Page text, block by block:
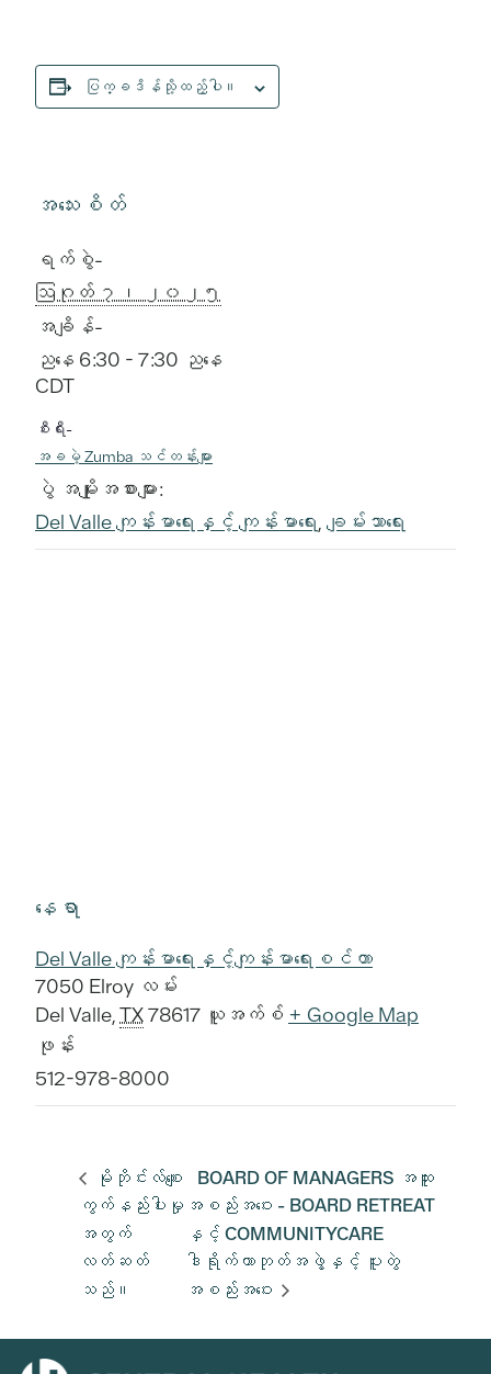
ပြက္ခဒိန်သို့ထည့်ပါ။
အသေးစိတ်
ရက်စွဲ-
ဩဂုတ် ၇၊ ၂၀၂၅
အချိန်-
ညနေ 6:30 - 7:30 ညနေ
CDT
စီးရီး-
အခမဲ့ Zumba သင်တန်းများ
ပွဲ အမျိုးအစားများ:
Del Valle ကျန်းမာရေးနှင့် ကျန်းမာရေး, ချမ်းသာရေး
နေရာ
Del Valle ကျန်းမာရေးနှင့်ကျန်းမာရေးစင်တာ
7050 Elroy လမ်း
Del Valle,TX78617 ယူအက်စ် + Google Map
ဖုန်း
512-978-8000
မိုဘိုင်းလ်စျေး
ကွက်နည်းပါးမှု
အတွက်
လတ်ဆတ်
သည်။
BOARD OF MANAGERS အထူး
အစည်းအဝေး - BOARD RETREAT
နှင့် COMMUNITYCARE
ဒါရိုက်တာဘုတ်အဖွဲ့နှင့် ပူးတွဲ
အစည်းအဝေး